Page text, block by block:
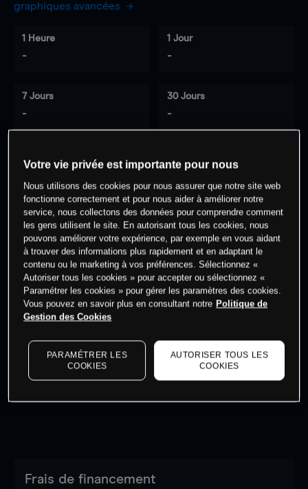
graphiques avancées
1 Heure
-
1 Jour
-
7 Jours
-
30 Jours
-
0 % des clients ont une position à
cet actif
Commencez à trader
dernières données du marché.Log into see latest
market data
Frais de financement
Votre vie privée est importante pour nous
Nous utilisons des cookies pour nous assurer que notre site web
fonctionne correctement et pour nous aider à améliorer notre
service, nous collectons des données pour comprendre comment
les gens utilisent le site. En autorisant tous les cookies, nous
pouvons améliorer votre expérience, par exemple en vous aidant
à trouver des informations plus rapidement et en adaptant le
contenu ou le marketing à vos préférences. Sélectionnez «
Autoriser tous les cookies » pour accepter ou sélectionnez «
Paramétrer les cookies » pour gérer les paramètres des cookies.
Vous pouvez en savoir plus en consultant notre Politique de
Gestion des Cookies
PARAMÉTRER LES
COOKIES
AUTORISER TOUS LES
COOKIES